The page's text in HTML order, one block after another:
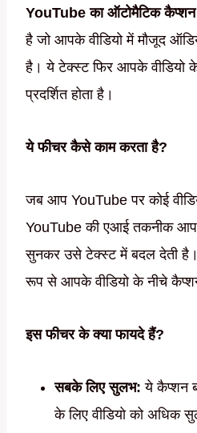
YouTube का ऑटोमैटिक कैप्शन
है जो आपके वीडियो में मौजूद
है। ये टेक्स्ट फिर आपके वीडियो
प्रदर्शित होता है।
ये फीचर कैसे काम करता है?
जब आप YouTube पर कोई
YouTube की एआई तकनीक
सुनकर उसे टेक्स्ट में बदल देती
रूप से आपके वीडियो के नीचे
इस फीचर के क्या फायदे हैं?
सबके लिए सुलभ: ये कैप्शन
के लिए वीडियो को अधिक